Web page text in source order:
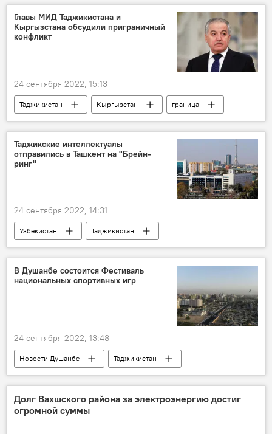
Главы МИД Таджикистана и
Кыргызстана обсудили приграничный
конфликт
24 сентября 2022, 15:13
Таджикистан Кыргызстан
граница
Таджикско-кыргызская граница: последние новости
Таджикские интеллектуалы
отправились в Ташкент на "Брейн-
ринг"
24 сентября 2022, 14:31
Узбекистан
Таджикистан
Общество
В Душанбе состоится Фестиваль
национальных спортивных игр
24 сентября 2022, 13:48
Новости Душанбе
Таджикистан
Спорт
Таджикистан: свежие новости спорта
фестиваль
Долг Вахшского района за электроэнергию достиг
огромной суммы